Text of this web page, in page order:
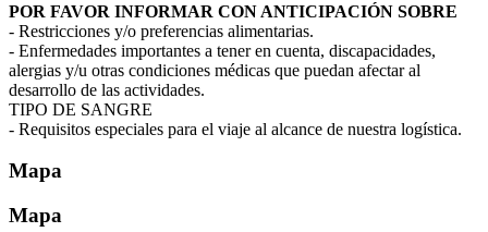
POR FAVOR INFORMAR CON ANTICIPACIÓN SOBRE
- Restricciones y/o preferencias alimentarias.
- Enfermedades importantes a tener en cuenta, discapacidades,
alergias y/u otras condiciones médicas que puedan afectar al
desarrollo de las actividades.
TIPO DE SANGRE
- Requisitos especiales para el viaje al alcance de nuestra logística.
Mapa
Mapa